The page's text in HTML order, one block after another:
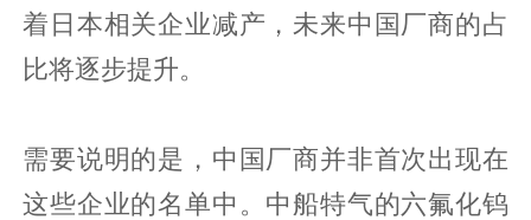
着日本相关企业减产，未来中国厂商的占
比将逐步提升。
需要说明的是，中国厂商并非首次出现在
这些企业的名单中。中船特气的六氟化钨